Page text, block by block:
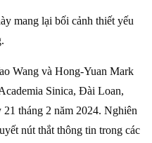
mang lại bối cảnh thiết yếu
Wang và Hong-Yuan Mark
Sinica, Đài Loan,
tháng 2 năm 2024. Nghiên
nút thắt thông tin trong các